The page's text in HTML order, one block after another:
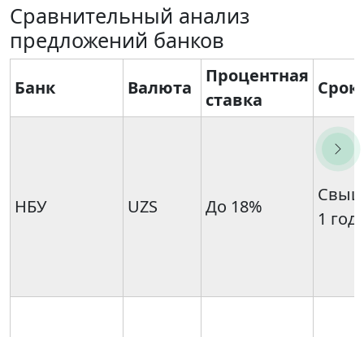
Сравнительный анализ
предложений банков
Банк Валюта
Процентная
ставка
Срок
НБУ UZS До 18%
1